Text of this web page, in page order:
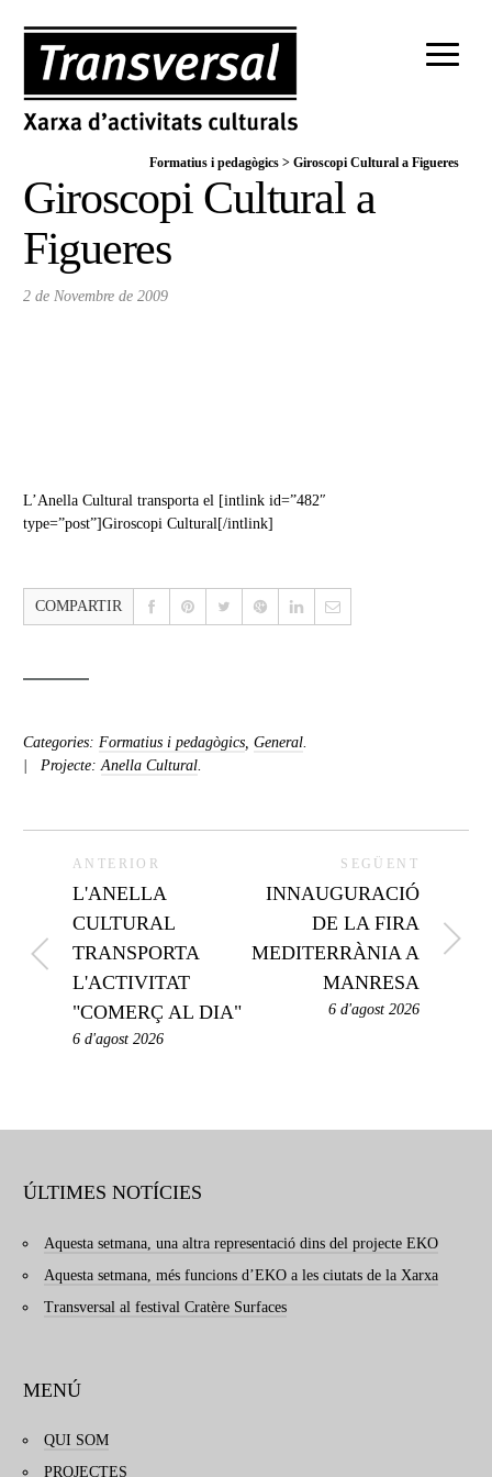
Formatius i pedagògics > Giroscopi Cultural a Figueres
Giroscopi Cultural a
Figueres
2 de Novembre de 2009
L’Anella Cultural transporta el [intlink id=”482″
type=”post”]Giroscopi Cultural[/intlink]
COMPARTIR
Categories: Formatius i pedagògics, General.
Projecte:Anella Cultural.
ANTERIOR
L'ANELLA
CULTURAL
TRANSPORTA
L'ACTIVITAT
"COMERÇ AL DIA"
6 d'agost 2026
SEGÜENT
INNAUGURACIÓ
DE LA FIRA
MEDITERRÀNIA A
MANRESA
6 d'agost 2026
ÚLTIMES NOTÍCIES
Aquesta setmana, una altra representació dins del projecte EKO
Aquesta setmana, més funcions d’EKO a les ciutats de la Xarxa
Transversal al festival Cratère Surfaces
MENÚ
QUI SOM
PROJECTES